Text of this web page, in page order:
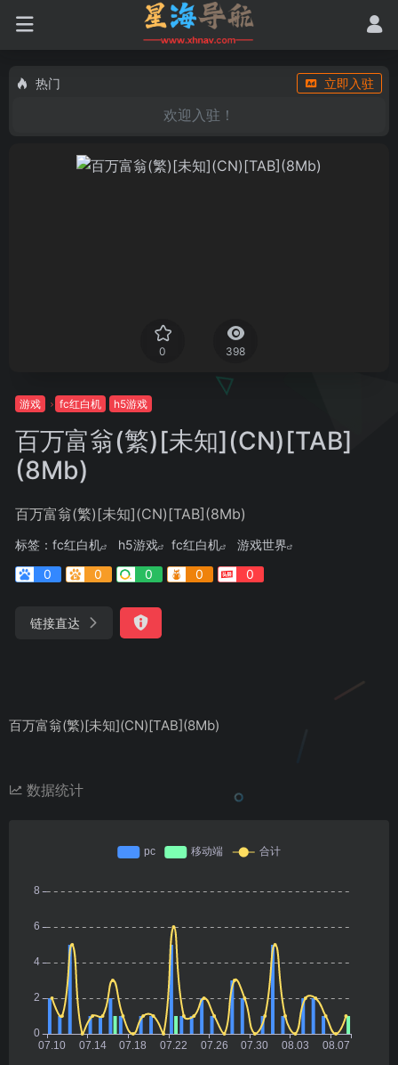
热门 立即入驻
欢迎入驻！
0 398
游戏 fc红白机 h5游戏
百万富翁(繁)[未知](CN)[TAB]
(8Mb)
百万富翁(繁)[未知](CN)[TAB](8Mb)
标签： fc红白机 h5游戏 fc红白机
游戏世界
0
0 0 0 0
链接直达
百万富翁(繁)[未知](CN)[TAB](8Mb)
数据统计